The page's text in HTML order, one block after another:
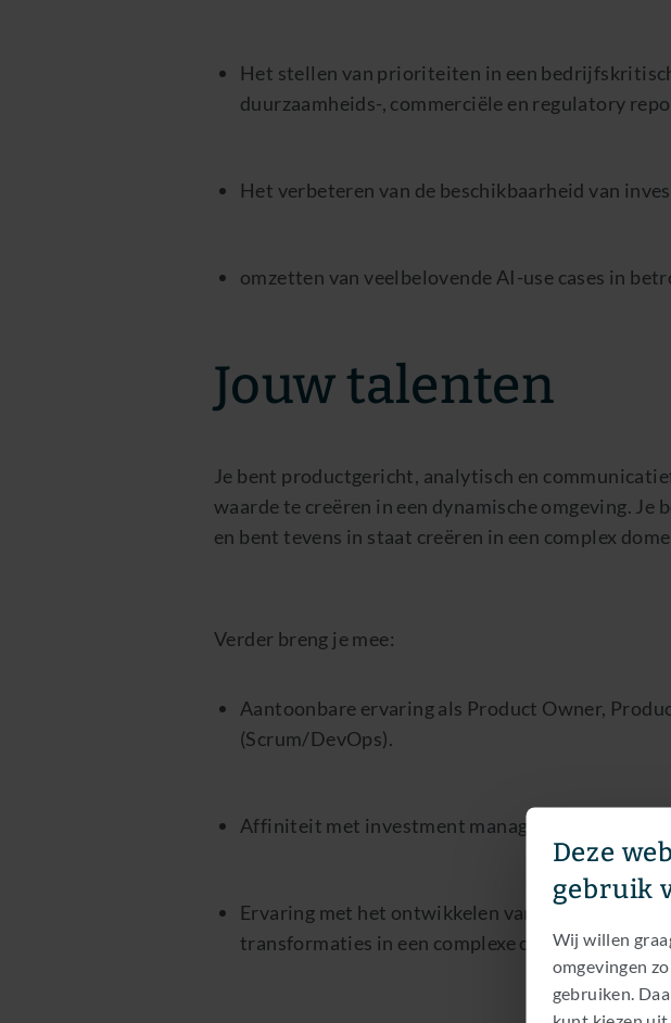
Deze
gebruik
Wij willen
omgevingen
gebruiken.
Het stellen van prioriteiten in een
duurzaamheids-, commerciële en regulatory
Het verbeteren van de beschikbaarheid van
omzetten van veelbelovende AI-use cases in
Jouw talenten
Je bent productgericht, analytisch en
waarde te creëren in een dynamische omgeving.
en bent tevens in staat creëren in een complex
Verder breng je mee:
Aantoonbare ervaring als Product Owner,
(Scrum/DevOps).
Affiniteit met investment management, met
Ervaring met het ontwikkelen van productvisie
transformaties in een complexe organisatie.